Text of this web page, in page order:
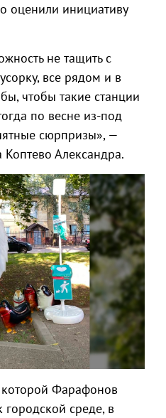
оценили инициативу
не тащить с
все рядом и в
чтобы такие станции
по весне из-под
сюрпризы», —
Коптево Александра.
которой Фарафонов
среде, в